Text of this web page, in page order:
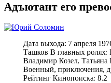
Адъютант его
Дата выхода: 7 апреля
Ташков В главных
Владимир Козел,
Военный, приключения,
Рейтинг Кинопоиска: 8.2